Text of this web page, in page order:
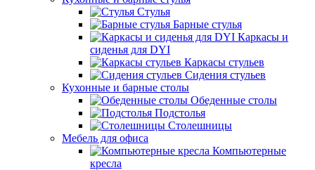
Стулья
Барные стулья
Каркасы и
сиденья для DYI
Каркасы стульев
Сидения стульев
Кухонные и барные столы
Обеденные столы
Подстолья
Столешницы
Мебель для офиса
Компьютерные
кресла